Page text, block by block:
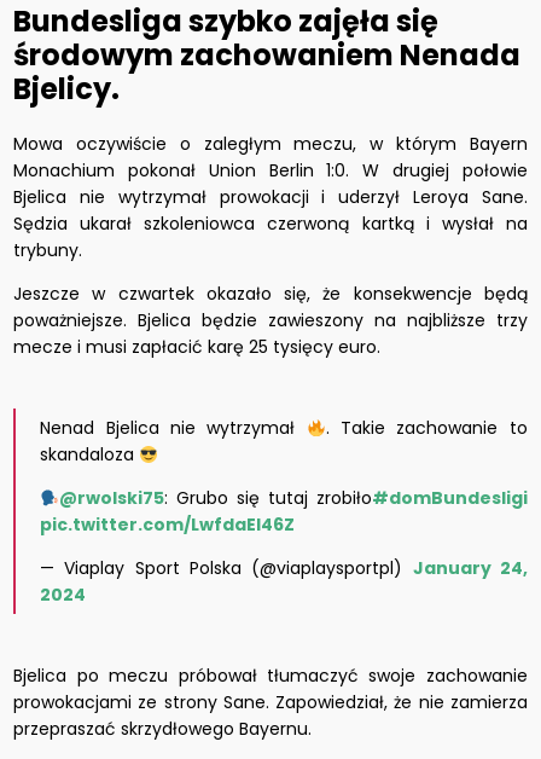
Bundesliga szybko zajęła się
środowym zachowaniem Nenada
Bjelicy.
Mowa oczywiście o zaległym meczu, w którym Bayern
Monachium pokonał Union Berlin 1:0. W drugiej połowie
Bjelica nie wytrzymał prowokacji i uderzył Leroya Sane.
Sędzia ukarał szkoleniowca czerwoną kartką i wysłał na
trybuny.
Jeszcze w czwartek okazało się, że konsekwencje będą
poważniejsze. Bjelica będzie zawieszony na najbliższe trzy
mecze i musi zapłacić karę 25 tysięcy euro.
Nenad Bjelica nie wytrzymał
. Takie zachowanie to
skandaloza
@rwolski75: Grubo się tutaj zrobiło#domBundesligi
pic.twitter.com/LwfdaEI46Z
— Viaplay Sport Polska (@viaplaysportpl) January 24,
2024
Bjelica po meczu próbował tłumaczyć swoje zachowanie
prowokacjami ze strony Sane. Zapowiedział, że nie zamierza
przepraszać skrzydłowego Bayernu.